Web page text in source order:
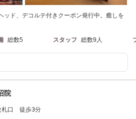
ッド、デコルテ付きクーポン発行中。癒しを
総数5 スタッフ 総数9人
院
札口 徒歩3分